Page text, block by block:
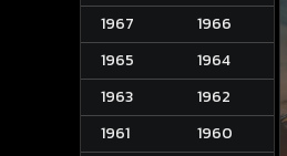
1967
1966
1965
1964
1963
1962
1961
1960